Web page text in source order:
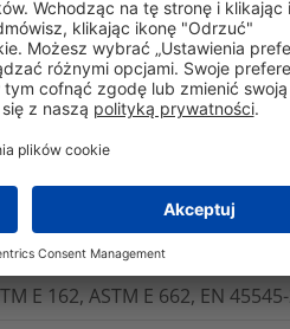
Więcej informacji
E 162, ASTM E 662, EN